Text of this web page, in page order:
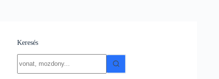
Keresés
results